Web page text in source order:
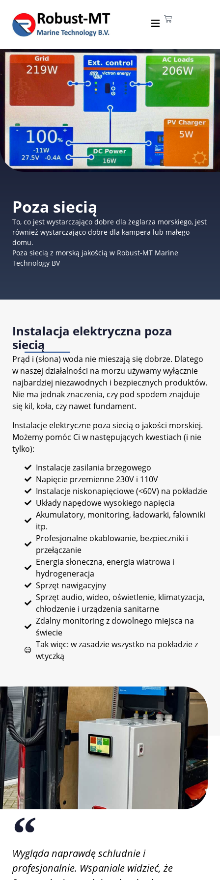
Poza siecią
To, co jest wystarczająco dobre dla żeglarza morskiego, jest
również wystarczająco dobre dla kampera lub małego
domu.
Poza siecią z morską jakością w Robust-MT Marine
Technology BV
Instalacja elektryczna poza
siecią
Prąd i (słona) woda nie mieszają się dobrze. Dlatego
w naszej działalności na morzu używamy wyłącznie
najbardziej niezawodnych i bezpiecznych produktów.
Nie ma jednak znaczenia, czy pod spodem znajduje
się kil, koła, czy nawet fundament.
Instalacje elektryczne poza siecią o jakości morskiej.
Możemy pomóc Ci w następujących kwestiach (i nie
tylko):
Instalacje zasilania brzegowego
Napięcie przemienne 230V i 110V
Instalacje niskonapięciowe (<60V) na pokładzie
Układy napędowe wysokiego napięcia
Akumulatory, monitoring, ładowarki, falowniki
itp.
Profesjonalne okablowanie, bezpieczniki i
przełączanie
Energia słoneczna, energia wiatrowa i
hydrogeneracja
Sprzęt nawigacyjny
Sprzęt audio, wideo, oświetlenie, klimatyzacja,
chłodzenie i urządzenia sanitarne
Zdalny monitoring z dowolnego miejsca na
świecie
Tak więc: w zasadzie wszystko na pokładzie z
wtyczką
Wygląda naprawdę schludnie i
profesjonalnie. Wspaniale widzieć, że